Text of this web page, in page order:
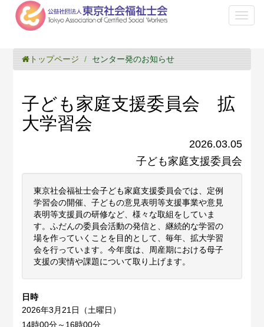
トップページ センター発のお知らせ
子ども家庭支援委員会 拡
大学習会
2026.03.05
子ども家庭支援委員会
東京社会福祉士会子ども家庭支援委員会では、定例
学習会の開催、子どもの意見表明等支援事業や意見
表明等支援員の研修など、様々な取組をしていま
す。ふだんの委員会活動の発信と、継続的な学習の
場を作っていくことを目的として、毎年、拡大学習
会を行っています。今年度は、周産期における母子
支援の実情や課題について取り上げます。
日時
2026年3月21日（土曜日）
14時00分～16時00分